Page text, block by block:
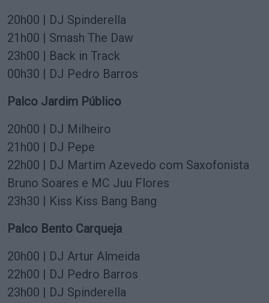
20h00 | DJ Spinderella
21h00 | Smash The Daw
23h00 | Back in Track
00h30 | DJ Pedro Barros
Palco Jardim Público
20h00 | DJ Milheiro
21h00 | DJ Pepe
22h00 | DJ Martim Azevedo com Saxofonista
Bruno Soares e MC Juu Flores
23h30 | Kiss Kiss Bang Bang
Palco Bento Carqueja
20h00 | DJ Artur Almeida
22h00 | DJ Pedro Barros
23h00 | DJ Spinderella